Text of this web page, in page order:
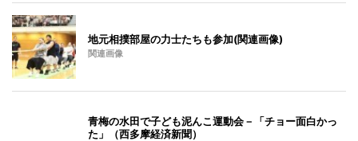
地元相撲部屋の力士たちも参加(関連画像)
関連画像
青梅の水田で子ども泥んこ運動会－「チョー面白かっ
た」（西多摩経済新聞）